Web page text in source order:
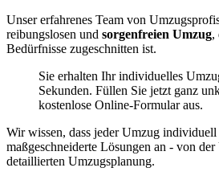
Unser erfahrenes Team von
reibungslosen und sorgenfreien Umzug,
Bedürfnisse zugeschnitten ist.
Sie erhalten Ihr individuelles
Sekunden. Füllen Sie jetzt ganz
kostenlose Online-Formular aus.
Wir wissen, dass jeder Umzug
maßgeschneiderte Lösungen an - von
detaillierten Umzugsplanung.